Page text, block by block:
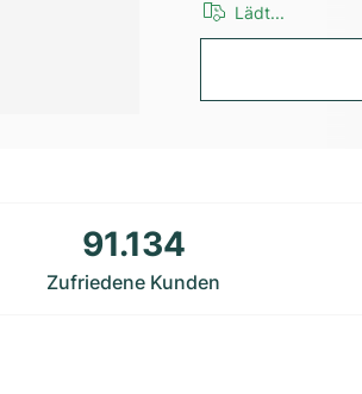
Lädt...
91.134
Zufriedene Kunden